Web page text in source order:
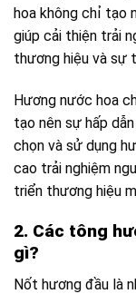
hoa không chỉ tạo
giúp cải thiện trải
thương hiệu và sự
Hương nước hoa
tạo nên sự hấp
chọn và sử dụng
cao trải nghiệm
triển thương hiệu
2. Các tông
gì?
Nốt hương đầu là